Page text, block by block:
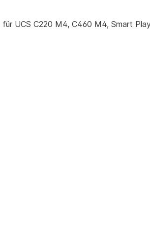
UCS C220 M4, C460 M4, Smart